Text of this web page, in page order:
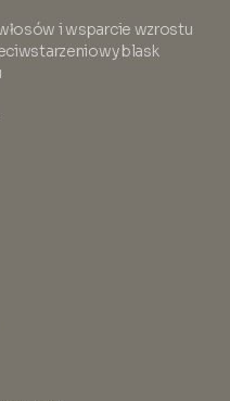
i wsparcie wzrostu
blask